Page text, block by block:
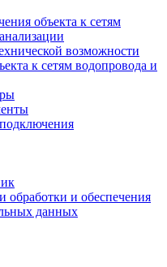
объекта к сетям
возможности
к сетям водопровода и
и обеспечения
данных